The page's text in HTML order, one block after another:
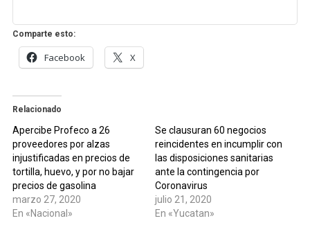
Comparte esto:
Facebook X
Relacionado
Apercibe Profeco a 26
proveedores por alzas
injustificadas en precios de
tortilla, huevo, y por no bajar
precios de gasolina
marzo 27, 2020
En «Nacional»
Se clausuran 60 negocios
reincidentes en incumplir con
las disposiciones sanitarias
ante la contingencia por
Coronavirus
julio 21, 2020
En «Yucatan»